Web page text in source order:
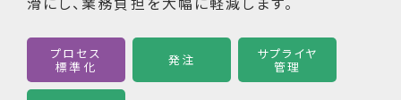
プロセス
標準化 発注 サプライヤ
管理